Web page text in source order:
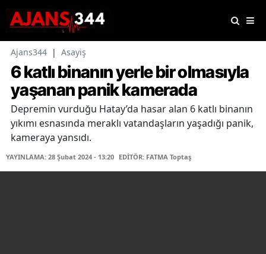
Ajans344 | Asayiş
6 katlı binanın yerle bir olmasıyla
yaşanan panik kamerada
Depremin vurduğu Hatay’da hasar alan 6 katlı binanın
yıkımı esnasında meraklı vatandaşların yaşadığı panik,
kameraya yansıdı.
YAYINLAMA: 28 Şubat 2024 - 13:20 EDİTÖR: FATMA Toptaş